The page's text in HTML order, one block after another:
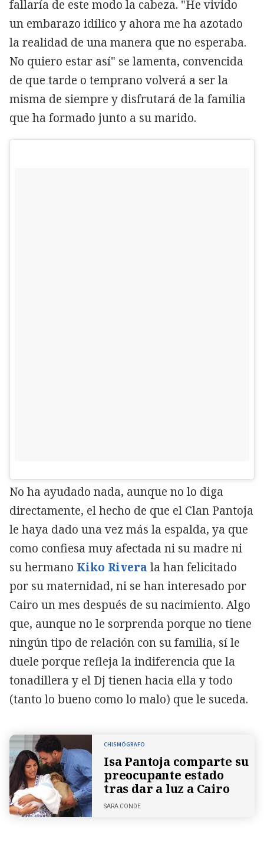
fallaría de este modo la cabeza. "He vivido
un embarazo idílico y ahora me ha azotado
la realidad de una manera que no esperaba.
No quiero estar así" se lamenta, convencida
de que tarde o temprano volverá a ser la
misma de siempre y disfrutará de la familia
que ha formado junto a su marido.
No ha ayudado nada, aunque no lo diga
directamente, el hecho de que el Clan Pantoja
le haya dado una vez más la espalda, ya que
como confiesa muy afectada ni su madre ni
su hermano Kiko Rivera la han felicitado
por su maternidad, ni se han interesado por
Cairo un mes después de su nacimiento. Algo
que, aunque no le sorprenda porque no tiene
ningún tipo de relación con su familia, sí le
duele porque refleja la indiferencia que la
tonadillera y el Dj tienen hacia ella y todo
(tanto lo bueno como lo malo) que le suceda.
CHISMÓGRAFO
Isa Pantoja comparte su
preocupante estado
tras dar a luz a Cairo
SARA CONDE